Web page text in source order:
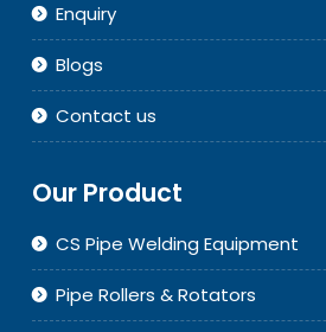
Enquiry
Blogs
Contact us
Our Product
CS Pipe Welding Equipment
Pipe Rollers & Rotators